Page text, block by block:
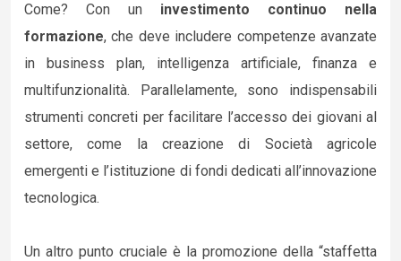
Come? Con un investimento continuo nella
formazione, che deve includere competenze avanzate
in business plan, intelligenza artificiale, finanza e
multifunzionalità. Parallelamente, sono indispensabili
strumenti concreti per facilitare l’accesso dei giovani al
settore, come la creazione di Società agricole
emergenti e l’istituzione di fondi dedicati all’innovazione
tecnologica.
Un altro punto cruciale è la promozione della “staffetta